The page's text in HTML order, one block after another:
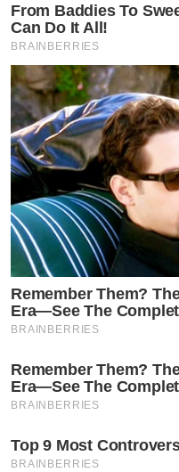
From Baddies To
Can Do It All!
BRAINBERRIES
Remember Them?
Era—See The
BRAINBERRIES
Remember Them?
Era—See The
BRAINBERRIES
Top 9 Most
BRAINBERRIES